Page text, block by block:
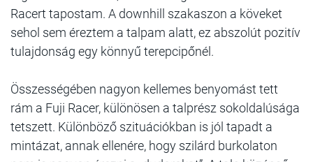
Racert tapostam. A downhill szakaszon a köveket
sehol sem éreztem a talpam alatt, ez abszolút pozitív
tulajdonság egy könnyű terepcipőnél.
Összességében nagyon kellemes benyomást tett
rám a Fuji Racer, különösen a talprész sokoldalúsága
tetszett. Különböző szituációkban is jól tapadt a
mintázat, annak ellenére, hogy szilárd burkolaton